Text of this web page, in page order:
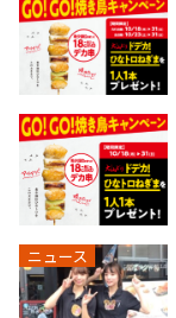
ニュース